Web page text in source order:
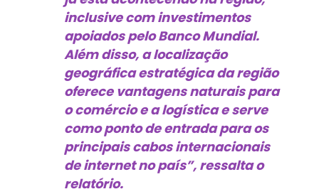
inclusive com investimentos
apoiados pelo Banco Mundial.
Além disso, a localização
geográfica estratégica da região
oferece vantagens naturais para
o comércio e a logística e serve
como ponto de entrada para os
principais cabos internacionais
de internet no país”, ressalta o
relatório.